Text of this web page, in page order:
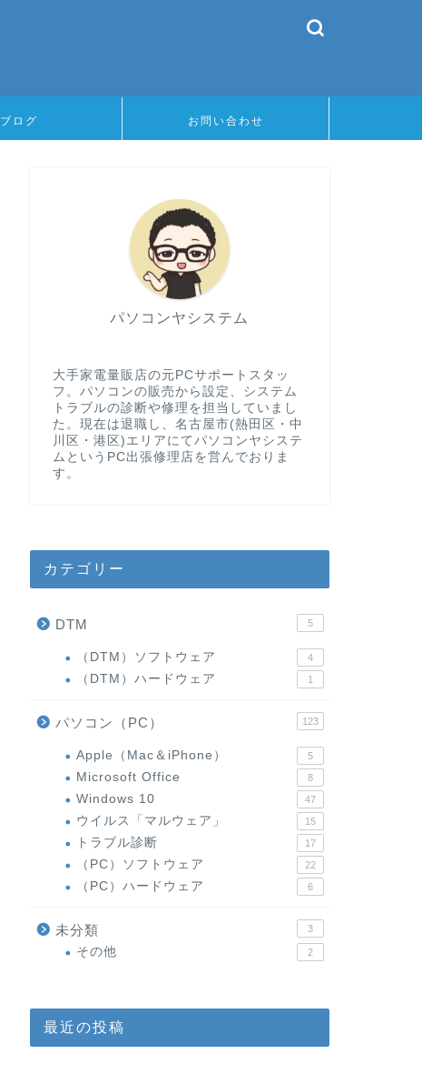
ブログ お問い合わせ
パソコンヤシステム
大手家電量販店の元PCサポートスタッ
フ。パソコンの販売から設定、システム
トラブルの診断や修理を担当していまし
た。現在は退職し、名古屋市(熱田区・中
川区・港区)エリアにてパソコンヤシステ
ムというPC出張修理店を営んでおりま
す。
カテゴリー
DTM 5
（DTM）ソフトウェア 4
（DTM）ハードウェア 1
パソコン（PC） 123
Apple（Mac＆iPhone） 5
Microsoft Office 8
Windows 10 47
ウイルス「マルウェア」 15
トラブル診断 17
（PC）ソフトウェア 22
（PC）ハードウェア 6
未分類 3
その他 2
最近の投稿